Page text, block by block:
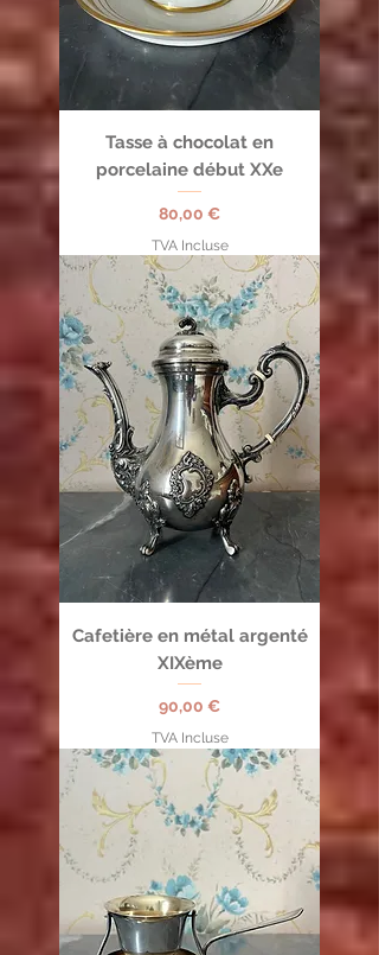
Tasse à chocolat en
porcelaine début XXe
Prix
80,00 €
TVA Incluse
Cafetière en métal argenté
XIXème
Prix
90,00 €
TVA Incluse